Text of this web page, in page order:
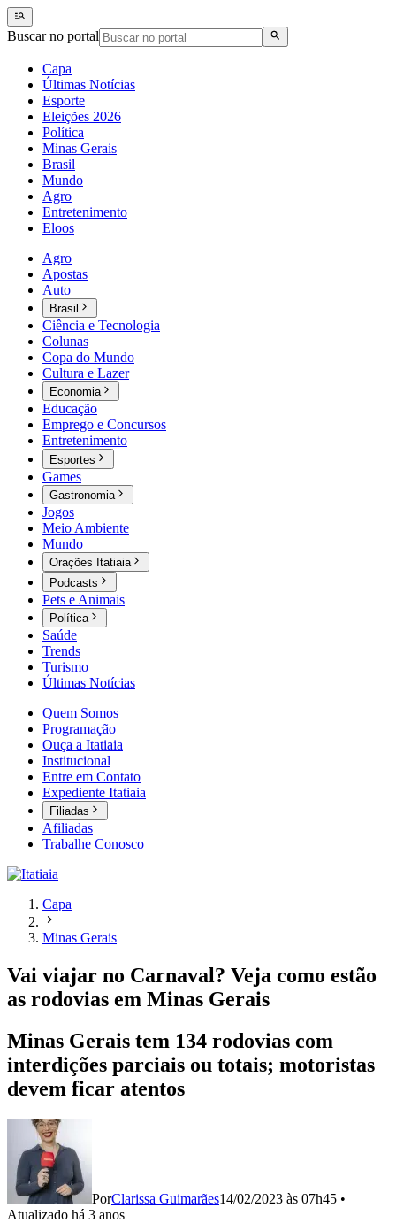
Buscar no portal
Capa
Últimas Notícias
Esporte
Eleições 2026
Política
Minas Gerais
Brasil
Mundo
Agro
Entretenimento
Eloos
Agro
Apostas
Auto
Brasil
Ciência e Tecnologia
Colunas
Copa do Mundo
Cultura e Lazer
Economia
Educação
Emprego e Concursos
Entretenimento
Esportes
Games
Gastronomia
Jogos
Meio Ambiente
Mundo
Orações Itatiaia
Podcasts
Pets e Animais
Política
Saúde
Trends
Turismo
Últimas Notícias
Quem Somos
Programação
Ouça a Itatiaia
Institucional
Entre em Contato
Expediente Itatiaia
Filiadas
Afiliadas
Trabalhe Conosco
Capa
Minas Gerais
Vai viajar no Carnaval? Veja como estão
as rodovias em Minas Gerais
Minas Gerais tem 134 rodovias com
interdições parciais ou totais; motoristas
devem ficar atentos
PorClarissa Guimarães14/02/2023 às 07h45 •
Atualizado há 3 anos